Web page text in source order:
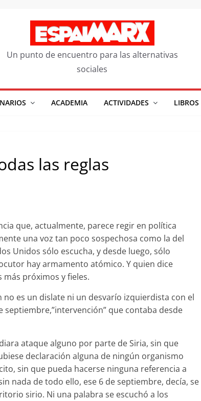
Un punto de encuentro para las alternativas
sociales
ACADEMIA ACTIVIDADES LIBROS
las reglas
que, actualmente, parece regir en política
una voz tan poco sospechosa como la del
Unidos sólo escucha, y desde luego, sólo
hay armamento atómico. Y quien dice
más próximos y fieles.
es un dislate ni un desvarío izquierdista con el
que contaba desde
ataque alguno por parte de Siria, sin que
declaración alguna de ningún organismo
sin que pueda hacerse ninguna referencia a
nada de todo ello, ese 6 de septiembre, decía, se
sirio. Ni una palabra se escuchó a los